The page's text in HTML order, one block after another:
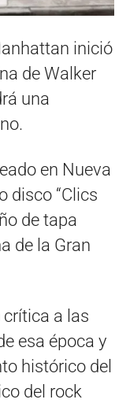
inició
de Walker
una
en Nueva
disco “Clics
de tapa
de la Gran
crítica a las
esa época y
histórico del
del rock